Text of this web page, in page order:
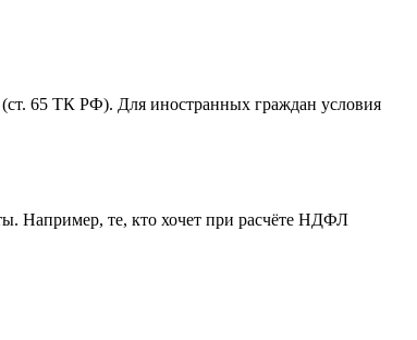
65 ТК РФ). Для иностранных граждан условия
Например, те, кто хочет при расчёте НДФЛ